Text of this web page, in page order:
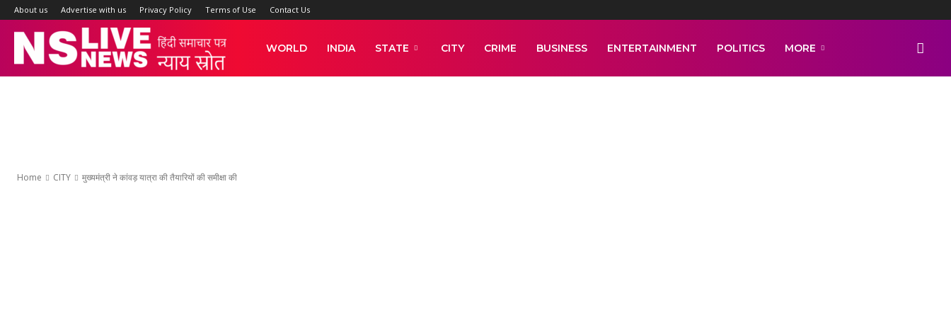
About us Advertise with us Privacy Policy Terms of Use Contact Us
WORLD INDIA STATE CITY CRIME BUSINESS ENTERTAINMENT POLITICS MORE
Home CITY मुख्यमंत्री ने कांवड़ यात्रा की तैयारियों की समीक्षा की